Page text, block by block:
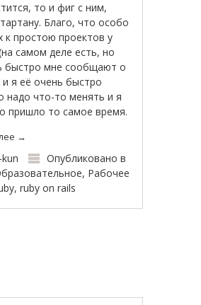
то и фиг с ним,
Благо, что особо
к простою проектов у
самом деле есть, но
быстро мне сообщают о
я её очень быстро
надо что-то менять и я
пришло то самое время.
→
Опубликовано в
, Рабочее
,ruby on rails